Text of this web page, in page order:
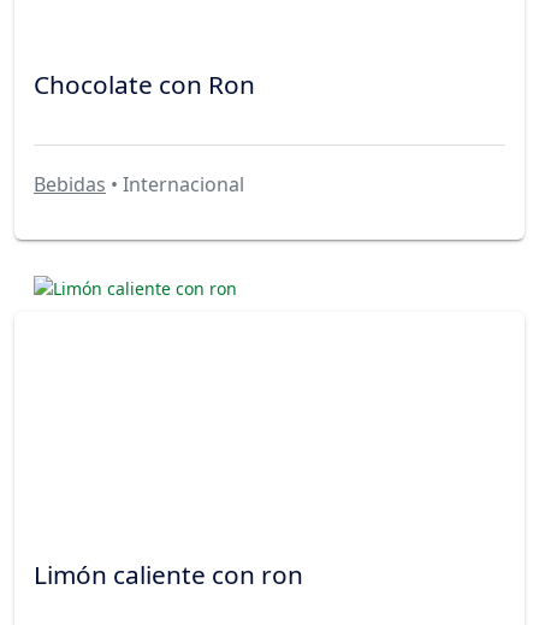
Chocolate con Ron
Bebidas • Internacional
Limón caliente con ron